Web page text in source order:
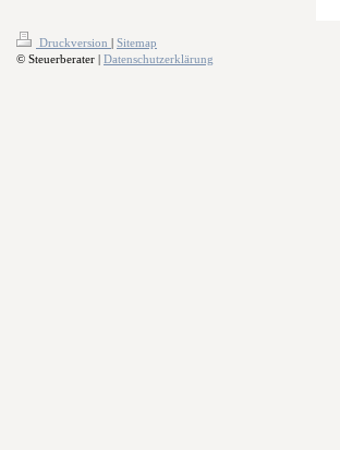
Druckversion
Sitemap
© Steuerberater | Datenschutzerklärung